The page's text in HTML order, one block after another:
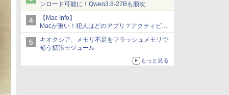
ンロード可能に！Qwen3.8-27Bも順次
【Mac Info】
Macが重い！犯人はどのアプリ？アクティビテ
ィモニタで突き止める
キオクシア、メモリ不足をフラッシュメモリで
補う拡張モジュール
もっと見る